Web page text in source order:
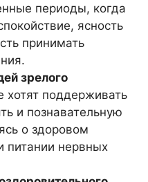
периоды, когда
ясность
принимать
зрелого
хотят поддерживать
и познавательную
о здоровом
питании нервных